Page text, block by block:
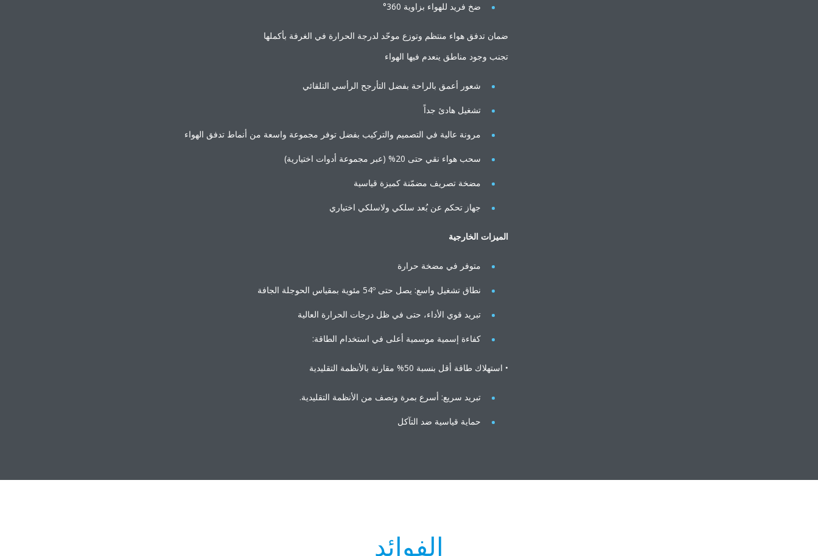
ضخ فريد للهواء بزاوية 360°
ضمان تدفق هواء منتظم وتوزع موحّد لدرجة الحرارة في الغرفة بأكملها
تجنب وجود مناطق ينعدم فيها الهواء
شعور أعمق بالراحة بفضل التأرجح الرأسي التلقائي
تشغيل هادئ جداً
مرونة عالية في التصميم والتركيب بفضل توفر مجموعة واسعة من أنماط تدفق الهواء
سحب هواء نقي حتى 20% (عبر مجموعة أدوات اختيارية)
مضخة تصريف مضمّنة كميزة قياسية
جهاز تحكم عن بُعد سلكي ولاسلكي اختياري
الميزات الخارجية
متوفر في مضخة حرارة
نطاق تشغيل واسع: يصل حتى 54º مئوية بمقياس الحوجلة الجافة
تبريد قوي الأداء، حتى في ظل درجات الحرارة العالية
كفاءة إسمية موسمية أعلى في استخدام الطاقة:
• استهلاك طاقة أقل بنسبة 50% مقارنة بالأنظمة التقليدية
تبريد سريع: أسرع بمرة ونصف من الأنظمة التقليدية.
حماية قياسية ضد التآكل
الفوائد